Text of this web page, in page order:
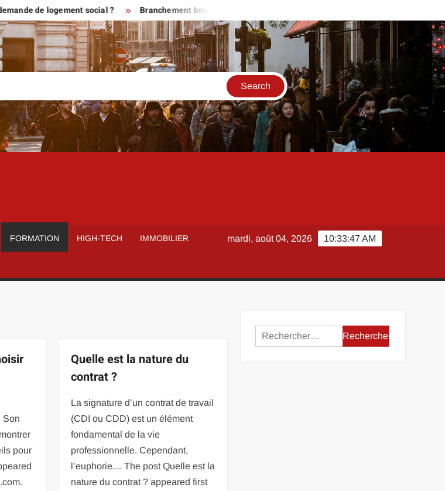
logement social ? Branchement bouton poussoir Legrand sur télérupteur : le guide pratique de câblage
FORMATION HIGH-TECH IMMOBILIER 10:33:48 AM
mardi, août 04, 2026
Son
pour
Quelle est la nature du
contrat ?
La signature d’un contrat de travail
(CDI ou CDD) est un élément
fondamental de la vie
professionnelle. Cependant,
l’euphorie… The post Quelle est la
nature du contrat ? appeared first
Rechercher :